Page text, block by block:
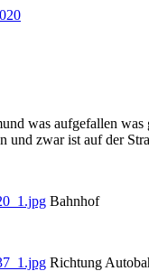
was aufgefallen was
und zwar ist auf der
Bahnhof
Richtung